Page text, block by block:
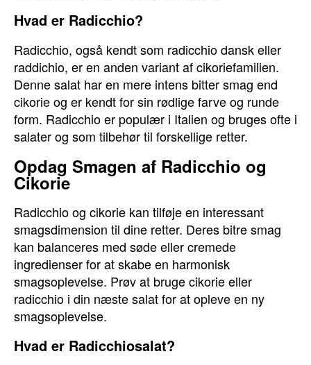
Hvad er Radicchio?
Radicchio, også kendt som radicchio dansk eller
raddichio, er en anden variant af cikoriefamilien.
Denne salat har en mere intens bitter smag end
cikorie og er kendt for sin rødlige farve og runde
form. Radicchio er populær i Italien og bruges ofte i
salater og som tilbehør til forskellige retter.
Opdag Smagen af Radicchio og
Cikorie
Radicchio og cikorie kan tilføje en interessant
smagsdimension til dine retter. Deres bitre smag
kan balanceres med søde eller cremede
ingredienser for at skabe en harmonisk
smagsoplevelse. Prøv at bruge cikorie eller
radicchio i din næste salat for at opleve en ny
smagsoplevelse.
Hvad er Radicchiosalat?